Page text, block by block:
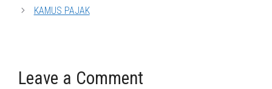
KAMUS PAJAK
Leave a Comment